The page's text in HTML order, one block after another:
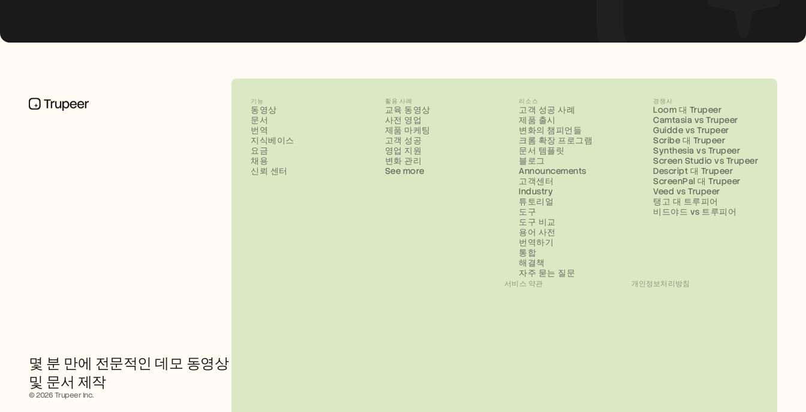
몇 분 만에 전문적인 데모 동영상
및 문서 제작
© 2026 Trupeer Inc.
기능
동영상
문서
번역
지식베이스
요금
채용
신뢰 센터
활용 사례
교육 동영상
사전 영업
제품 마케팅
고객 성공
영업 지원
변화 관리
See more
리소스
고객 성공 사례
제품 출시
변화의 챔피언들
크롬 확장 프로그램
문서 템플릿
블로그
Announcements
고객센터
Industry
튜토리얼
도구
도구 비교
용어 사전
번역하기
통합
해결책
자주 묻는 질문
경쟁사
Loom 대 Trupeer
Camtasia vs Trupeer
Guidde vs Trupeer
Scribe 대 Trupeer
Synthesia vs Trupeer
Screen Studio vs Trupeer
Descript 대 Trupeer
ScreenPal 대 Trupeer
Veed vs Trupeer
탱고 대 트루피어
비드야드 vs 트루피어
서비스 약관 개인정보처리방침